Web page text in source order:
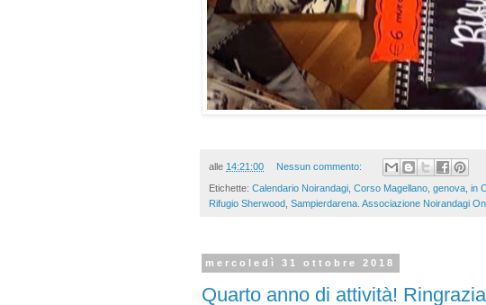
alle 14:21:00 Nessun commento:
Etichette: Calendario Noirandagi Corso Magellano genova in
Rifugio Sherwood Sampierdarena. Associazione Noirandagi
mercoledì 31 ottobre 2018
Quarto anno di attività!